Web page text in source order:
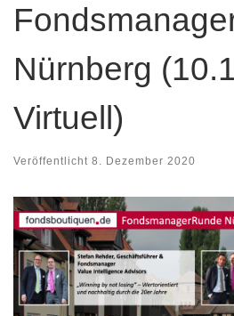
Nürnberg
Virtuell)
Veröffentlicht 8. Dezember 2020